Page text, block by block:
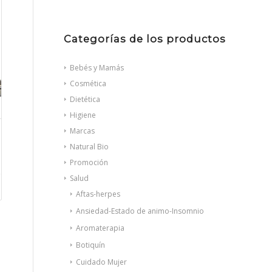
Categorías de los productos
Bebés y Mamás
Cosmética
Dietética
Higiene
Marcas
Natural Bio
Promoción
Salud
Aftas-herpes
Ansiedad-Estado de animo-Insomnio
Aromaterapia
Botiquín
Cuidado Mujer